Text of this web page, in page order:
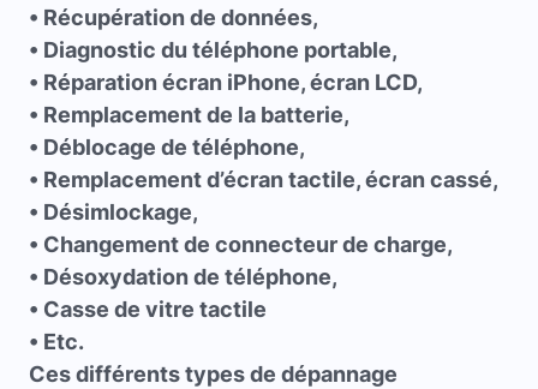
• Récupération de données,
• Diagnostic du téléphone portable,
• Réparation écran iPhone, écran LCD,
• Remplacement de la batterie,
• Déblocage de téléphone,
• Remplacement d’écran tactile, écran cassé,
• Désimlockage,
• Changement de connecteur de charge,
• Désoxydation de téléphone,
• Casse de vitre tactile
• Etc.
Ces différents types de dépannage